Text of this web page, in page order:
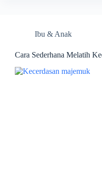
Ibu & Anak
Cara Sederhana Melatih